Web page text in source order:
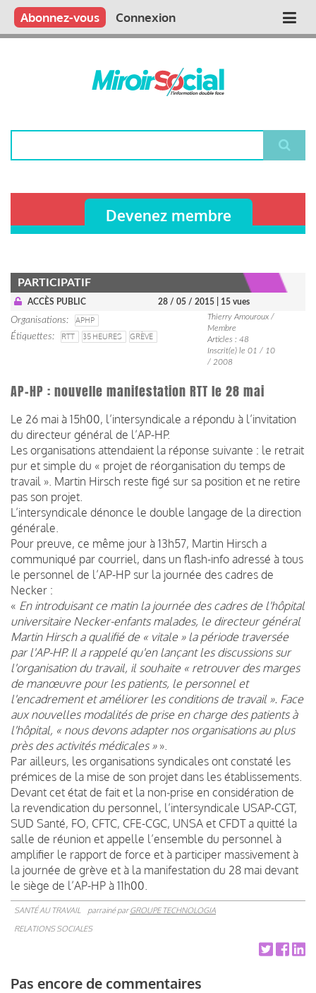
Aller
contenu
Main
Qui sommes nous ?
Vous publiez
Nous publions
Contactez-nous
Abonnez-vous Connexion
Devenez membre
PARTICIPATIF
ACCÈS PUBLIC 28 / 05 / 2015 | 15 vues
Organisations
APHP
Étiquettes
RTT 35 HEURES GRÈVE
Thierry Amouroux /
Membre
Articles : 48
Inscrit(e) le 01 / 10
/ 2008
AP-HP : nouvelle manifestation RTT le 28 mai
Le 26 mai à 15h00, l’intersyndicale a répondu à l’invitation
du directeur général de l’AP-HP.
Les organisations attendaient la réponse suivante : le retrait
pur et simple du « projet de réorganisation du temps de
travail ». Martin Hirsch reste figé sur sa position et ne retire
pas son projet.
L’intersyndicale dénonce le double langage de la direction
générale.
Pour preuve, ce même jour à 13h57, Martin Hirsch a
communiqué par courriel, dans un flash-info adressé à tous
le personnel de l’AP-HP sur la journée des cadres de
Necker :
« En introduisant ce matin la journée des cadres de l'hôpital
universitaire Necker-enfants malades, le directeur général
Martin Hirsch a qualifié de « vitale » la période traversée
par l'AP-HP. Il a rappelé qu'en lançant les discussions sur
l'organisation du travail, il souhaite « retrouver des marges
de manœuvre pour les patients, le personnel et
l'encadrement et améliorer les conditions de travail ». Face
aux nouvelles modalités de prise en charge des patients à
l'hôpital, « nous devons adapter nos organisations au plus
près des activités médicales »».
Par ailleurs, les organisations syndicales ont constaté les
prémices de la mise de son projet dans les établissements.
Devant cet état de fait et la non-prise en considération de
la revendication du personnel, l’intersyndicale USAP-CGT,
SUD Santé, FO, CFTC, CFE-CGC, UNSA et CFDT a quitté la
salle de réunion et appelle l’ensemble du personnel à
amplifier le rapport de force et à participer massivement à
la journée de grève et à la manifestation du 28 mai devant
le siège de l’AP-HP à 11h00.
SANTÉ AU TRAVAIL parrainé parGROUPE TECHNOLOGIA
RELATIONS SOCIALES
Pas encore de commentaires